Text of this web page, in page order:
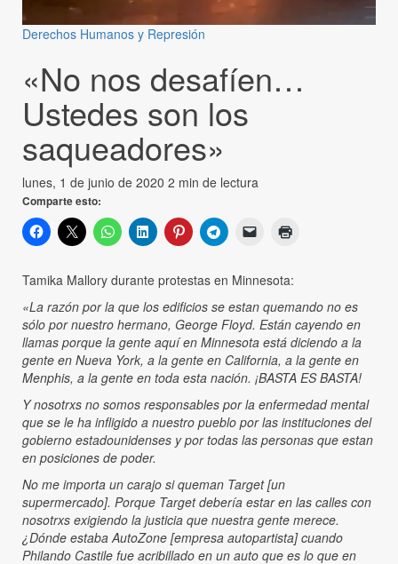
Derechos Humanos y Represión
«No nos desafíen…
Ustedes son los
saqueadores»
lunes, 1 de junio de 2020 2 min de lectura
Comparte esto:
Tamika Mallory durante protestas en Minnesota:
«La razón por la que los edificios se estan quemando no es
sólo por nuestro hermano, George Floyd. Están cayendo en
llamas porque la gente aquí en Minnesota está diciendo a la
gente en Nueva York, a la gente en California, a la gente en
Menphis, a la gente en toda esta nación. ¡BASTA ES BASTA!
Y nosotrxs no somos responsables por la enfermedad mental
que se le ha infligido a nuestro pueblo por las instituciones del
gobierno estadounidenses y por todas las personas que estan
en posiciones de poder.
No me importa un carajo si queman Target [un
supermercado]. Porque Target debería estar en las calles con
nosotrxs exigiendo la justicia que nuestra gente merece.
¿Dónde estaba AutoZone [empresa autopartista] cuando
Philando Castile fue acribillado en un auto que es lo que en